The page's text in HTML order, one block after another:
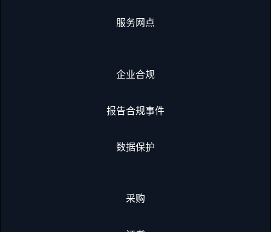
服务网点
企业合规
报告合规事件
数据保护
采购